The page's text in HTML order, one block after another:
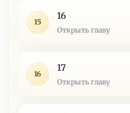
15
16
Открыть главу
16
17
Открыть главу